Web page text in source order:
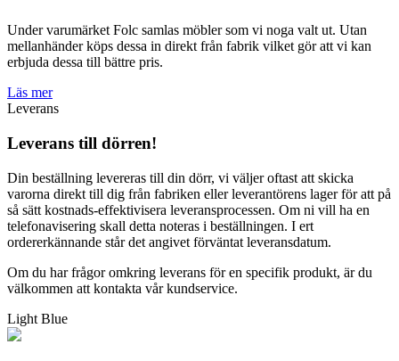
Under varumärket Folc samlas möbler som vi noga valt ut. Utan
mellanhänder köps dessa in direkt från fabrik vilket gör att vi kan
erbjuda dessa till bättre pris.
Läs mer
Leverans
Leverans till dörren!
Din beställning levereras till din dörr, vi väljer oftast att skicka
varorna direkt till dig från fabriken eller leverantörens lager för att på
så sätt kostnads-effektivisera leveransprocessen. Om ni vill ha en
telefonavisering skall detta noteras i beställningen. I ert
ordererkännande står det angivet förväntat leveransdatum.
Om du har frågor omkring leverans för en specifik produkt, är du
välkommen att kontakta vår kundservice.
Light Blue